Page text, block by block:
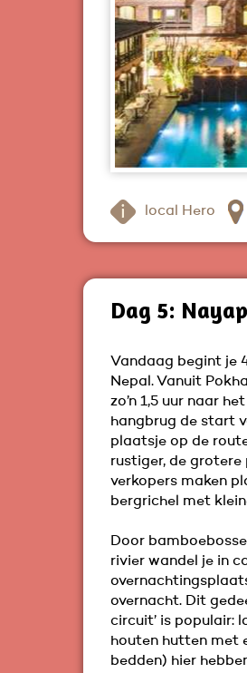
local Hero
Dag 5:
Vandaag begint je
Nepal. Vanuit
zo’n 1,5 uur naar
hangbrug de start
plaatsje op de
rustiger, de
verkopers maken
bergrichel met
Door
rivier wandel je in
overnacht. Dit
circuit’ is populair:
houten hutten met
bedden) hier